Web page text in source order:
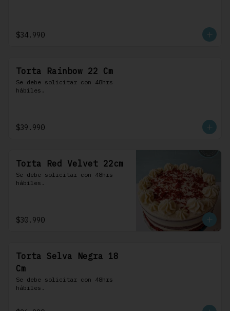
$34.990
Torta Rainbow 22 Cm
Se debe solicitar con 48hrs
hábiles.
$39.990
Torta Red Velvet 22cm
Se debe solicitar con 48hrs
hábiles.
$30.990
Torta Selva Negra 18
Cm
Se debe solicitar con 48hrs
hábiles.